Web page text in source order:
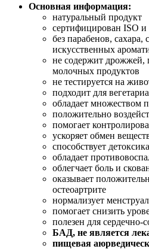
Основная информация:
натуральный продукт
сертифицирован ISO
без парабенов, сахара,
искусственных
не содержит
молочных продуктов
не тестируется на
подходит для
обладает множеством
положительно
помогает
ускоряет обмен
способствует
обладает
облегчает боль и
оказывает
остеоартрите
нормализует
помогает снизить
полезен для сердечно-
БАД, не является
пищевая